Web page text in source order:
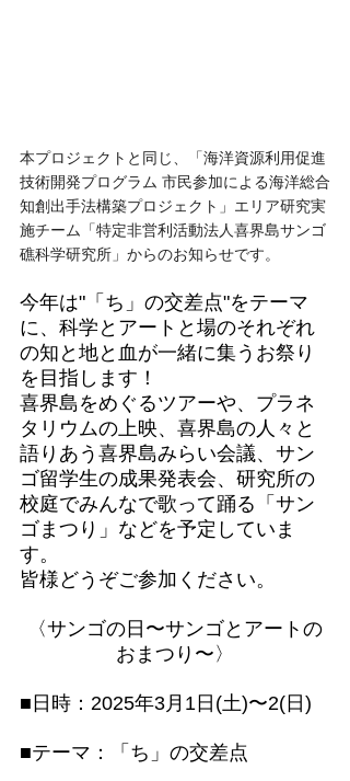
本プロジェクトと同じ、「海洋資源利用促進
技術開発プログラム 市民参加による海洋総合
知創出手法構築プロジェクト」エリア研究実
施チーム「特定非営利活動法人喜界島サンゴ
礁科学研究所」からのお知らせです。
今年は"「ち」の交差点"をテーマ
に、科学とアートと場のそれぞれ
の知と地と血が一緒に集うお祭り
を目指します！
喜界島をめぐるツアーや、プラネ
タリウムの上映、喜界島の人々と
語りあう喜界島みらい会議、サン
ゴ留学生の成果発表会、研究所の
校庭でみんなで歌って踊る「サン
ゴまつり」などを予定していま
す。
皆様どうぞご参加ください。
〈サンゴの日〜サンゴとアートの
おまつり〜〉
■日時：2025年3月1日(土)〜2(日)
■テーマ：「ち」の交差点